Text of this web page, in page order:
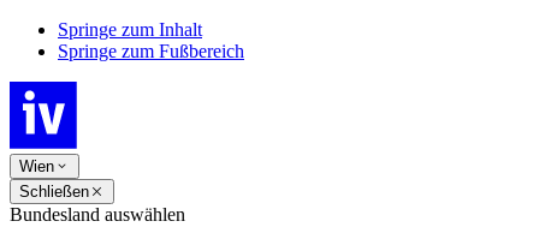
Springe zum Inhalt
Springe zum Fußbereich
Wien
Schließen
Bundesland auswählen